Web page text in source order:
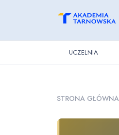
UCZELNIA
STRONA GŁÓWNA